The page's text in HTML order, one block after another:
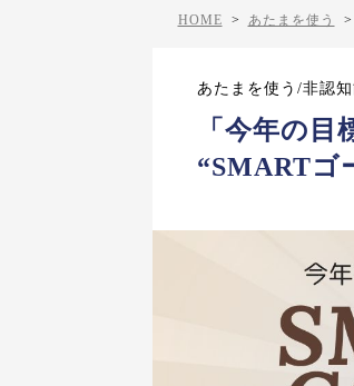
HOME > あたまを使う >
あたまを使う/非認知
「今年の
“SMARTゴ